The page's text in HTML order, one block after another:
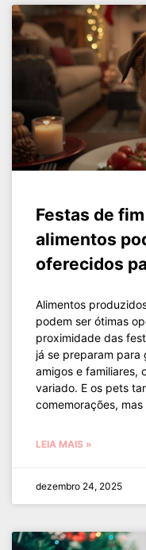
Festas de
alimentos
oferecidos
Alimentos
podem ser ótimas
proximidade das
já se preparam para
amigos e familiares,
variado. E os pets
comemorações, mas
LEIA MAIS »
dezembro 24, 2025